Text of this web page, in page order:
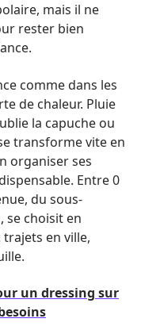
mais il ne
rester bien
comme dans les
de chaleur. Pluie
la capuche ou
transforme vite en
organiser ses
Entre 0
du sous-
se choisit en
en ville,
un dressing sur